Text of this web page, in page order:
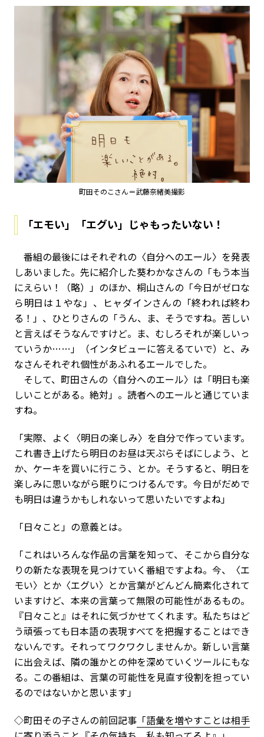
町田そのこさん＝武藤奈緒美撮影
「エモい」「エグい」じゃもったいない！
番組の最後にはそれぞれの〈自分へのエール〉を発表
しあいました。先に紹介した葵わかなさんの「もう本当
にえらい！（略）」のほか、桐山さんの「今日がゼロな
ら明日は１やな」、ヒャダインさんの「終われば終わ
る！」、ひとりさんの「うん、ま、そうですね。苦しい
と言えばそうなんですけど。ま、むしろそれが楽しいっ
ていうか……」（インタビューに答えるていで）と、み
なさんそれぞれ個性があふれるエールでした。
そして、町田さんの〈自分へのエール〉は「明日も楽
しいことがある。絶対」。読者へのエールと通じていま
すね。
「実際、よく〈明日の楽しみ〉を自分で作っています。
これ書き上げたら明日のお昼は天ぷらそばにしよう、と
か、ケーキを買いに行こう、とか。そうすると、明日を
楽しみに思いながら眠りにつけるんです。今日がだめで
も明日は違うかもしれないって思いたいですよね」
「日々こと」の意義とは。
「これはいろんな作品の言葉を知って、そこから自分な
りの新たな表現を見つけていく番組ですよね。今、〈エ
モい〉とか〈エグい〉とか言葉がどんどん簡素化されて
いますけど、本来の言葉って無限の可能性があるもの。
『日々こと』はそれに気づかせてくれます。私たちはど
う頑張っても日本語の表現すべてを把握することはでき
ないんです。それってワクワクしませんか。新しい言葉
に出会えば、隣の誰かとの仲を深めていくツールにもな
る。この番組は、言葉の可能性を見直す役割を担ってい
るのではないかと思います」
◇町田その子さんの前回記事 「語彙を増やすことは相手